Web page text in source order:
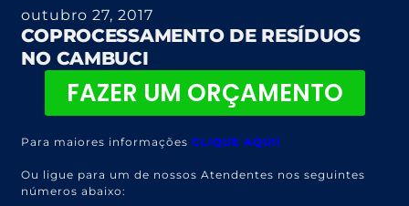
outubro 27, 2017
COPROCESSAMENTO DE RESÍDUOS
NO CAMBUCI
FAZER UM ORÇAMENTO
Para maiores informaçõesCLIQUE AQUI!
Ou ligue para um de nossos Atendentes nos seguintes
números abaixo: